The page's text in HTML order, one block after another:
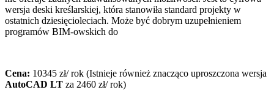
wersja deski kreślarskiej, która stanowiła standard projekty w
ostatnich dziesięcioleciach. Może być dobrym uzupełnieniem
programów BIM-owskich do
Cena: 10345 zł/ rok (Istnieje również znacząco uproszczona wersja
AutoCAD LT za 2460 zł/ rok)